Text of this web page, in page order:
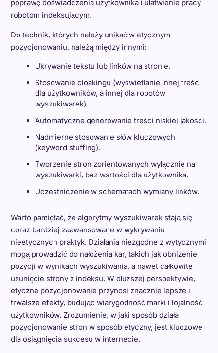
poprawę doświadczenia użytkownika i ułatwienie pracy
robotom indeksującym.
Do technik, których należy unikać w etycznym
pozycjonowaniu, należą między innymi:
Ukrywanie tekstu lub linków na stronie.
Stosowanie cloakingu (wyświetlanie innej treści
dla użytkowników, a innej dla robotów
wyszukiwarek).
Automatyczne generowanie treści niskiej jakości.
Nadmierne stosowanie słów kluczowych
(keyword stuffing).
Tworzenie stron zorientowanych wyłącznie na
wyszukiwarki, bez wartości dla użytkownika.
Uczestniczenie w schematach wymiany linków.
Warto pamiętać, że algorytmy wyszukiwarek stają się
coraz bardziej zaawansowane w wykrywaniu
nieetycznych praktyk. Działania niezgodne z wytycznymi
mogą prowadzić do nałożenia kar, takich jak obniżenie
pozycji w wynikach wyszukiwania, a nawet całkowite
usunięcie strony z indeksu. W dłuższej perspektywie,
etyczne pozycjonowanie przynosi znacznie lepsze i
trwalsze efekty, budując wiarygodność marki i lojalność
użytkowników. Zrozumienie, w jaki sposób działa
pozycjonowanie stron w sposób etyczny, jest kluczowe
dla osiągnięcia sukcesu w internecie.